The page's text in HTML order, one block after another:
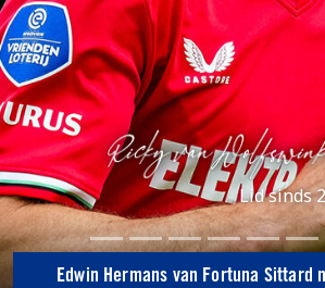
Lid sinds
Edwin Hermans van Fortuna Sittard